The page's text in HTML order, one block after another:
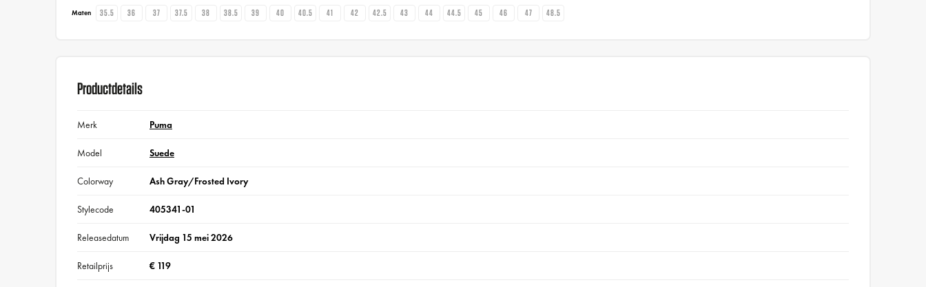
Maten 35.5 36 37 37.5 38 38.5 39 40 40.5 41 42 42.5 43 44 44.5 45 46 47 48.5
Productdetails
Merk Puma
Model Suede
Colorway Ash Gray/Frosted Ivory
Stylecode 405341-01
Releasedatum Vrijdag 15 mei 2026
Retailprijs € 119